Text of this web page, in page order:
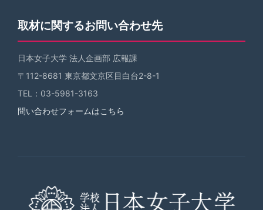
取材に関するお問い合わせ先
日本女子大学 法人企画部 広報課
〒112-8681 東京都文京区目白台2-8-1
TEL：03-5981-3163
問い合わせフォームはこちら